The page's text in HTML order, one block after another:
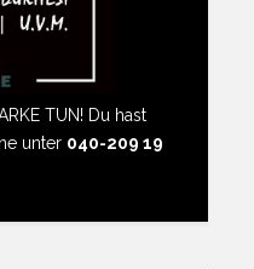
TUN! Du hast
unter 040-209 19